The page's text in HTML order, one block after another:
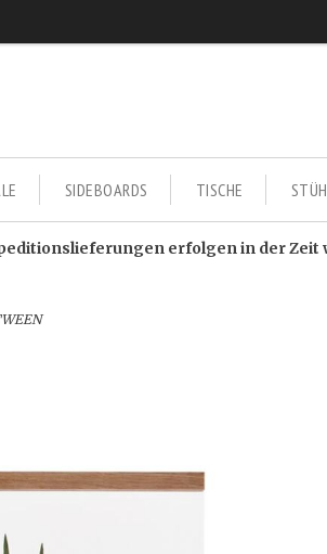
SIDEBOARDS TISCHE
erfolgen in der